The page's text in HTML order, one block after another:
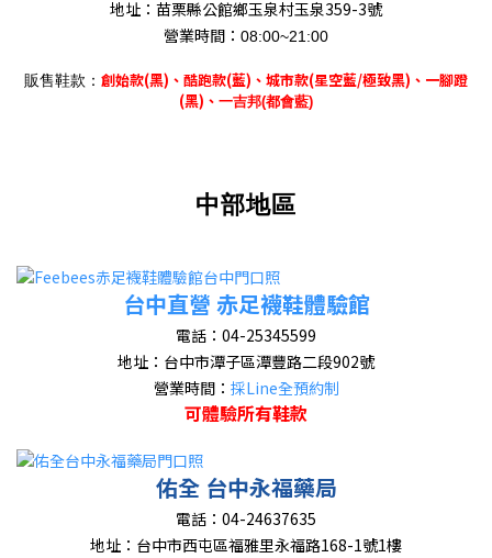
地址： 苗栗縣公館鄉玉泉村玉泉359-3號
營業時間： 08:00~21:00
販售鞋款： 創始款(黑)、 酷跑款(藍)、城市款(星空藍/極致黑)、一腳蹬
(黑)、 一吉邦(都會藍)
中部地區
台中直營 赤足襪鞋體驗館
電話： 04-25345599
地址： 台中市潭子區潭豐路二段902號
營業時間： 採Line全預約制
可體驗所有鞋款
佑全 台中永福藥局
電話： 04-24637635
地址： 台中市西屯區福雅里永福路168-1號1樓